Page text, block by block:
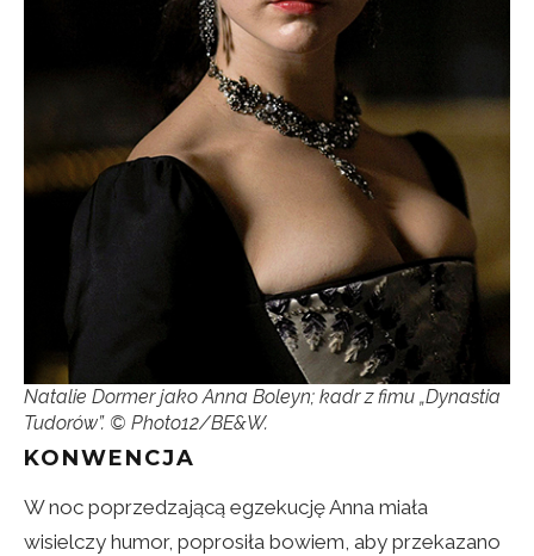
Natalie Dormer jako Anna Boleyn; kadr z fimu „Dynastia
Tudorów”. © Photo12/BE&W.
KONWENCJA
W noc poprzedzającą egzekucję Anna miała
wisielczy humor, poprosiła bowiem, aby przekazano